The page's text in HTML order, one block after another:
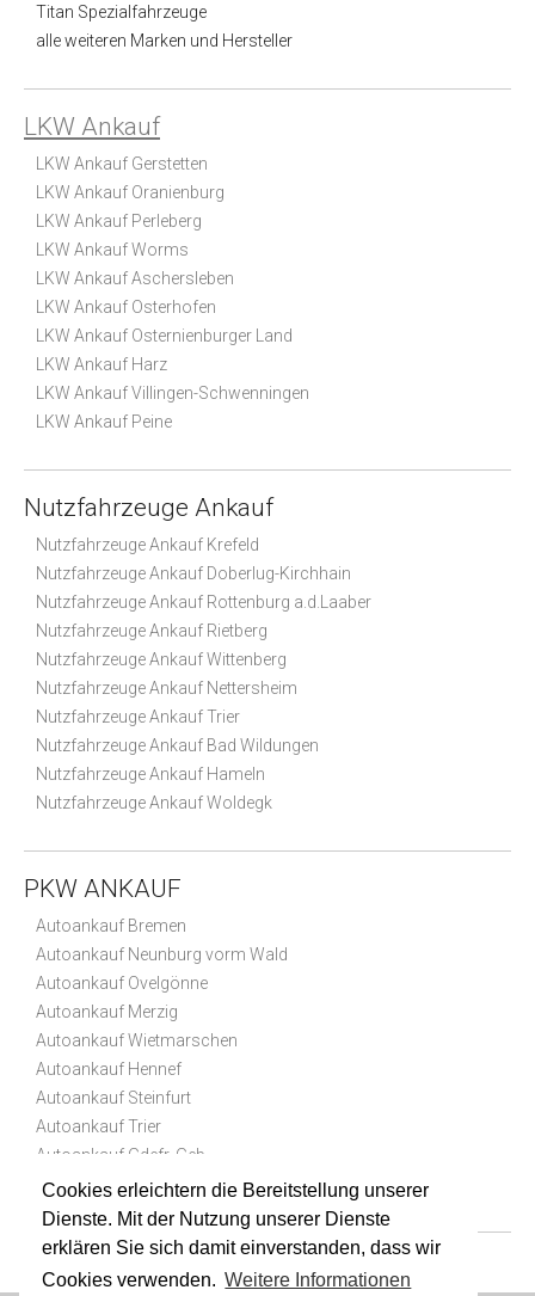
Cookies erleichtern die Bereitstellung unserer
Dienste. Mit der Nutzung unserer Dienste
erklären Sie sich damit einverstanden, dass wir
Cookies verwenden. Weitere Informationen
Titan Spezialfahrzeuge
alle weiteren Marken und Hersteller
LKW Ankauf
LKW Ankauf Gerstetten
LKW Ankauf Oranienburg
LKW Ankauf Perleberg
LKW Ankauf Worms
LKW Ankauf Aschersleben
LKW Ankauf Osterhofen
LKW Ankauf Osternienburger Land
LKW Ankauf Harz
LKW Ankauf Villingen-Schwenningen
LKW Ankauf Peine
Nutzfahrzeuge Ankauf
Nutzfahrzeuge Ankauf Krefeld
Nutzfahrzeuge Ankauf Doberlug-Kirchhain
Nutzfahrzeuge Ankauf Rottenburg a.d.Laaber
Nutzfahrzeuge Ankauf Rietberg
Nutzfahrzeuge Ankauf Wittenberg
Nutzfahrzeuge Ankauf Nettersheim
Nutzfahrzeuge Ankauf Trier
Nutzfahrzeuge Ankauf Bad Wildungen
Nutzfahrzeuge Ankauf Hameln
Nutzfahrzeuge Ankauf Woldegk
PKW ANKAUF
Autoankauf Bremen
Autoankauf Neunburg vorm Wald
Autoankauf Ovelgönne
Autoankauf Merzig
Autoankauf Wietmarschen
Autoankauf Hennef
Autoankauf Steinfurt
Autoankauf Trier
Autoankauf Gdefr. Geb.
Autoankauf Olsberg